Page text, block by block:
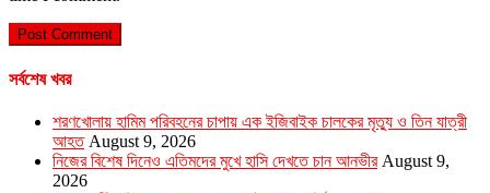
সর্বশেষ খবর
শরণখোলায় হামিম পরিবহনের চাপায় এক ইজিবাইক চালকের মৃত্যু ও তিন যাত্রী
আহত August 9, 2026
নিজের বিশেষ দিনেও এতিমদের মুখে হাসি দেখতে চান আনভীর August 9,
2026